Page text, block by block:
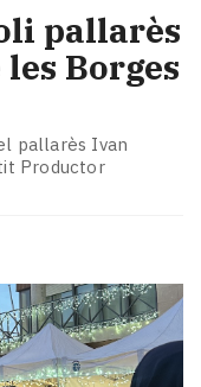
pallarès
Borges
pallarès Ivan
Productor